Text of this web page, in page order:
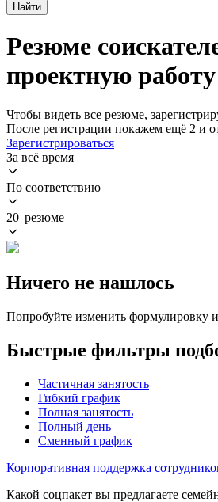
Найти
Резюме
проектную
Чтобы видеть все резюме,
После регистрации покажем ещё 2 и
Зарегистрироваться
За всё время
По соответствию
20 резюме
Ничего не нашлось
Попробуйте изменить формулировку
Быстрые фильтры
Частичная занятость
Гибкий график
Полная занятость
Полный день
Сменный график
Корпоративная поддержка
Какой соцпакет вы предлагаете